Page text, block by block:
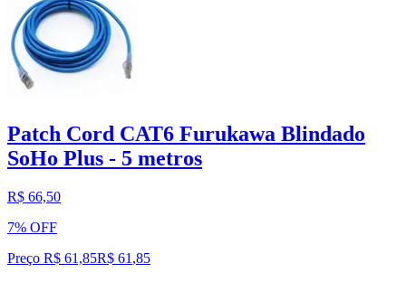
Patch Cord CAT6 Furukawa Blindado
SoHo Plus - 5 metros
R$ 66,50
7% OFF
Preço R$ 61,85R$ 61 ,85